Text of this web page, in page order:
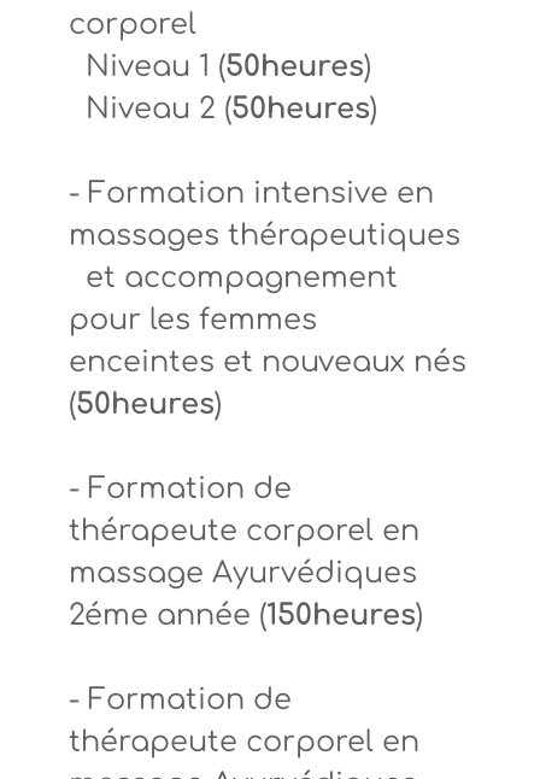
corporel
Niveau 1 (50heures)
Niveau 2 (50heures)
- Formation intensive en
massages thérapeutiques
et accompagnement
pour les femmes
enceintes et nouveaux nés
(50heures)
- Formation de
thérapeute corporel en
massage Ayurvédiques
2éme année (150heures)
- Formation de
thérapeute corporel en